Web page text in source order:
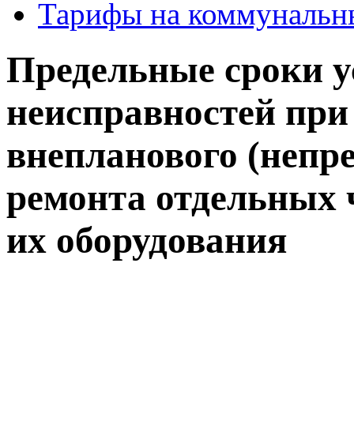
Тарифы на
Предельные сроки
неисправностей
внепланового
ремонта
их оборудования